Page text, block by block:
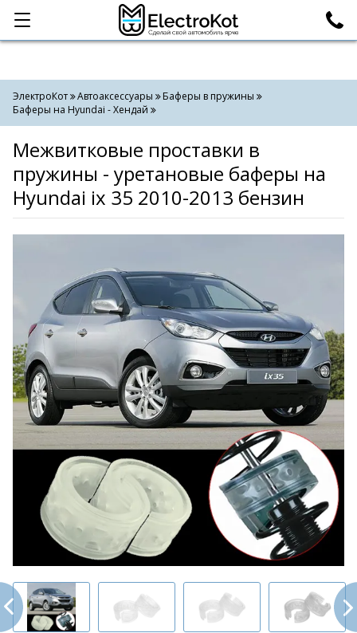
Категории Поиск
ЭлектроКот Автоаксессуары
Баферы в пружины
Баферы на Hyundai - Хендай
Межвитковые проставки в
пружины - уретановые баферы на
Hyundai ix 35 2010-2013 бензин